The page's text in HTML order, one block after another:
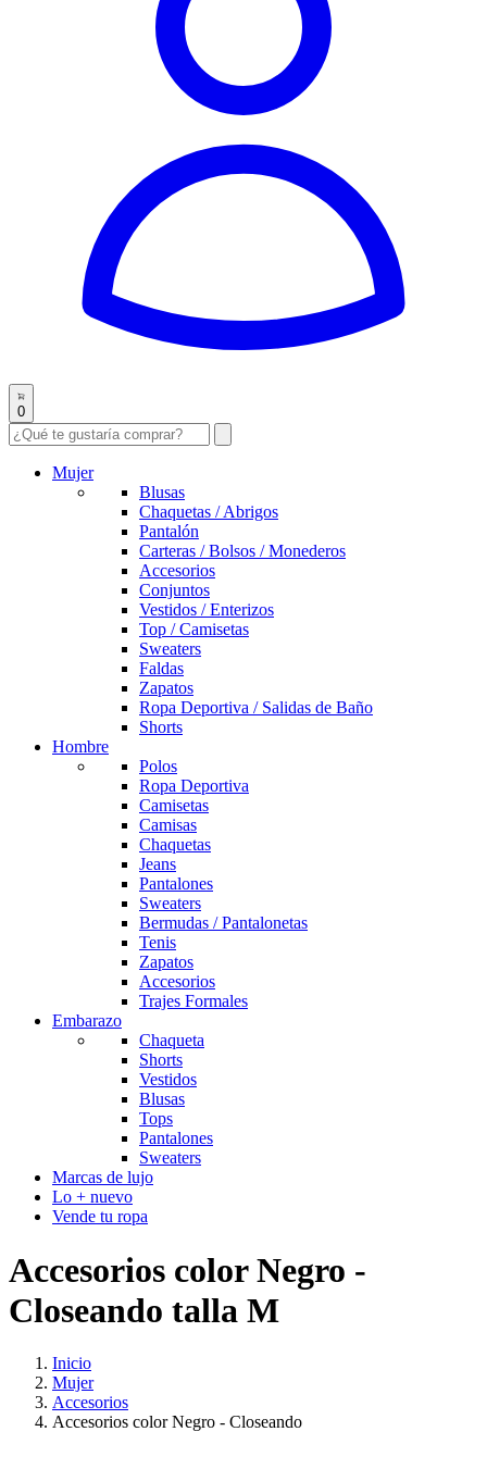
0
Mujer
Blusas
Chaquetas / Abrigos
Pantalón
Carteras / Bolsos / Monederos
Accesorios
Conjuntos
Vestidos / Enterizos
Top / Camisetas
Sweaters
Faldas
Zapatos
Ropa Deportiva / Salidas de Baño
Shorts
Hombre
Polos
Ropa Deportiva
Camisetas
Camisas
Chaquetas
Jeans
Pantalones
Sweaters
Bermudas / Pantalonetas
Tenis
Zapatos
Accesorios
Trajes Formales
Embarazo
Chaqueta
Shorts
Vestidos
Blusas
Tops
Pantalones
Sweaters
Marcas de lujo
Lo + nuevo
Vende tu ropa
Accesorios color Negro -
Closeando talla M
Inicio
Mujer
Accesorios
Accesorios color Negro - Closeando